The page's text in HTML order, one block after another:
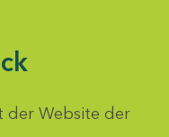
der Website der